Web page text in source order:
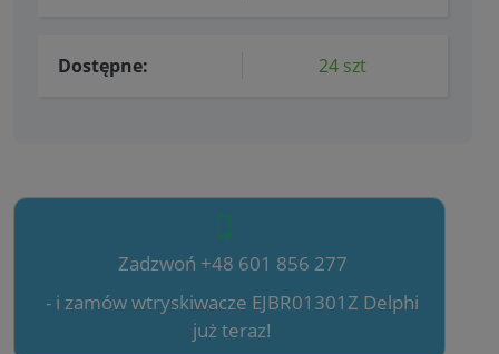
Dostępne: 24 szt
Zadzwoń +48 601 856 277
- i zamów wtryskiwacze EJBR01301Z Delphi
już teraz!